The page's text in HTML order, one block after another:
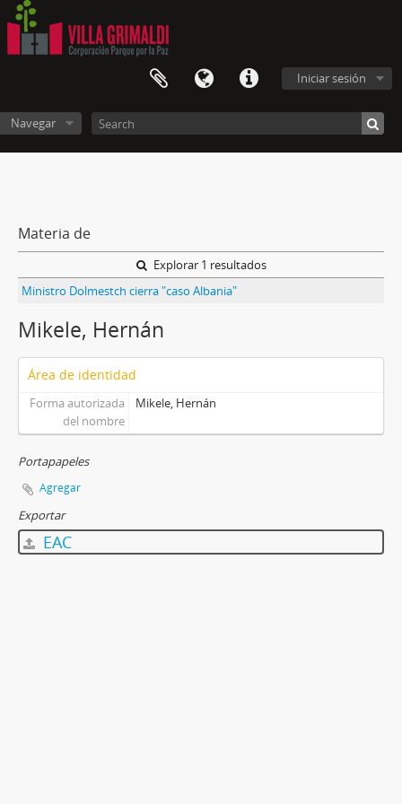
Iniciar sesión
Navegar
Materia de
Explorar 1 resultados
Ministro Dolmestch cierra "caso Albania"
Mikele, Hernán
Área de identidad
Forma autorizada
del nombre
Mikele, Hernán
Portapapeles
Agregar
Exportar
EAC